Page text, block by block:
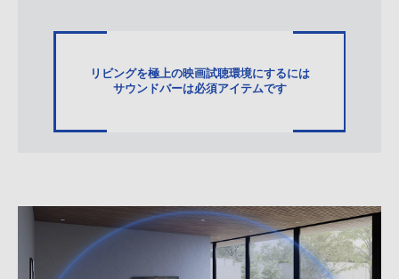
リビングを極上の映画試聴環境にするには
サウンドバーは必須アイテムです